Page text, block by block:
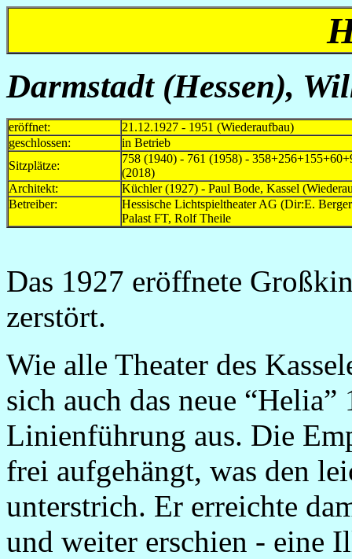
Darmstadt (Hessen),
eröffnet:
21.12.1927 - 1951 (Wiederaufbau)
geschlossen:
in Betrieb
Sitzplätze:
758 (1940) - 761 (1958) -
(2018)
Architekt:
Küchler (1927) - Paul Bode, Kassel
Betreiber:
Hessische Lichtspieltheater AG (Dir:E.
Palast FT, Rolf Theile
Das 1927 eröffnete
zerstört.
Wie alle Theater des
sich auch das neue
Linienführung aus. Die
frei aufgehängt, was den
unterstrich. Er erreichte
und weiter erschien - eine